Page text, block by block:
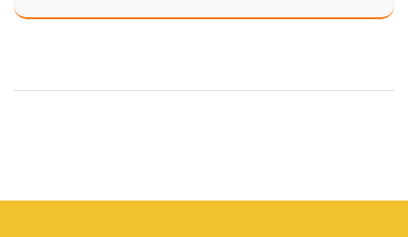
stále nedostatek trénovaných týmů a financování.